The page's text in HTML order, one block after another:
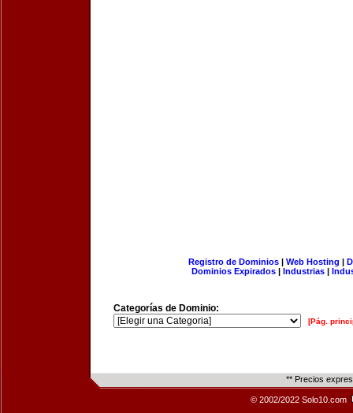
Registro de Dominios| Web Hosting |
Dominios Expirados | Industrias |
Categorías de Dominio:
[Pág.
** Precios
© 2002/2022 Solo10.com